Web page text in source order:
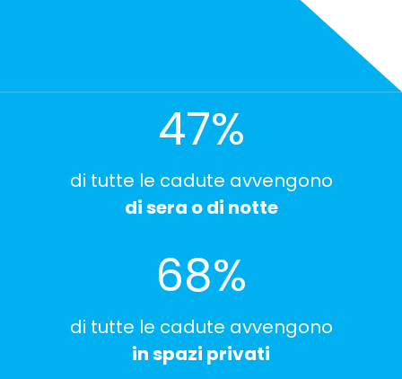
52%
di tutte le cadute avvengono
di sera o di notte
75%
di tutte le cadute avvengono
in spazi privati